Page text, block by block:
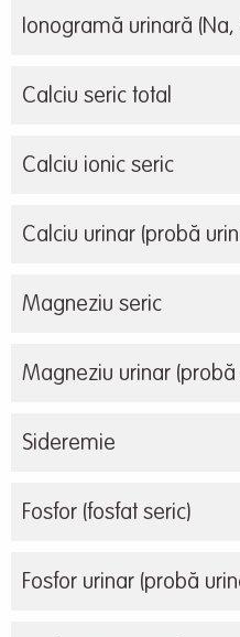
Ionogramă urinară (Na,
Calciu seric total
Calciu ionic seric
Calciu urinar (probă
Magneziu seric
Magneziu urinar
Sideremie
Fosfor (fosfat seric)
Fosfor urinar (probă